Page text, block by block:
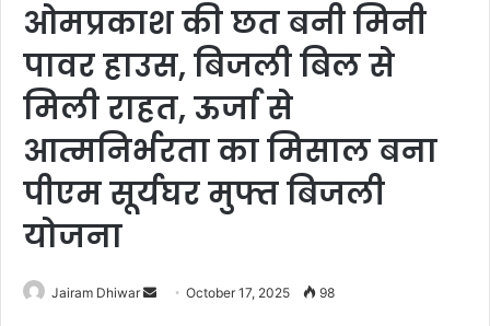
ओमप्रकाश की छत बनी मिनी
पावर हाउस, बिजली बिल से
मिली राहत, ऊर्जा से
आत्मनिर्भरता का मिसाल बना
पीएम सूर्यघर मुफ्त बिजली
योजना
Jairam Dhiwar
SendOctober 17, 2025 98